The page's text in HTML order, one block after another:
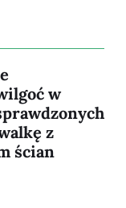
w
z
ścian